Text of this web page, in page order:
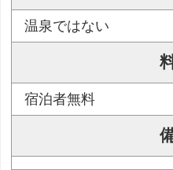
温泉ではない
宿泊者無料